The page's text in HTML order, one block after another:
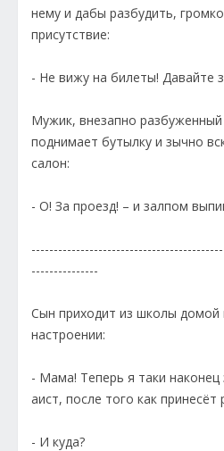
нему и дабы разбудить,
присутствие:
- Не вижу на билеты! Давайте
Мужик, внезапно
поднимает бутылку и зычно
салон:
- О! За проезд! – и залпом
---------------
Сын приходит из школы домой
настроении:
- Мама! Теперь я таки наконец
аист, после того как принесёт
- И куда?